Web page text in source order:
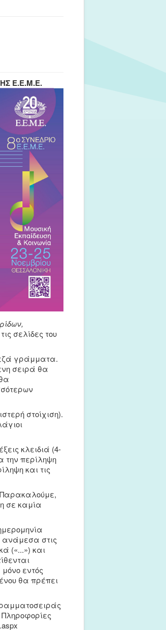
Ε.Ε.Μ.Ε.
σελίδες του
γράμματα.
σειρά θα
στοίχιση).
κλειδιά (4-
την περίληψη
και τις
σε καμία
ανάμεσα στις
(«...») και
εντός
θα πρέπει
Πληροφορίες